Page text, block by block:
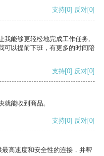
支持[0] 反对[0]
能够更轻松地完成工作任务。
可以提前下班，有更多的时间陪
支持[0] 反对[0]
能收到商品。
支持[0] 反对[0]
高速度和安全性的连接，并帮